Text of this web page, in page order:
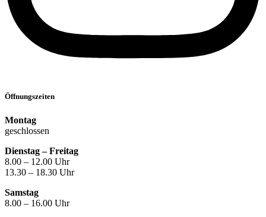
Öffnungszeiten
Montag
geschlossen
Dienstag – Freitag
8.00 – 12.00 Uhr
13.30 – 18.30 Uhr
Samstag
8.00 – 16.00 Uhr